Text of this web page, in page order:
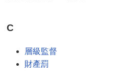
C
層級監督
財產罰